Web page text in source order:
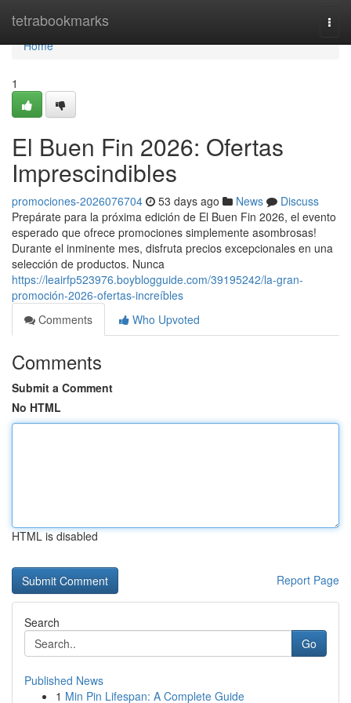
tetrabookmarks
Home
Home
1
El Buen Fin 2026: Ofertas
Imprescindibles
promociones-2026076704 53 days ago News
Discuss
Prepárate para la próxima edición de El Buen Fin 2026, el evento
esperado que ofrece promociones simplemente asombrosas!
Durante el inminente mes, disfruta precios excepcionales en una
selección de productos. Nunca
https://leairfp523976.boyblogguide.com/39195242/la-gran-
promoción-2026-ofertas-increíbles
Comments
Who Upvoted
Comments
Submit a Comment
No HTML
HTML is disabled
Report Page
Search
Go
Published News
1 Min Pin Lifespan: A Complete Guide